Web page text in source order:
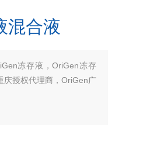
混合液
冻存液，OriGen冻存
庆授权代理商，OriGen广